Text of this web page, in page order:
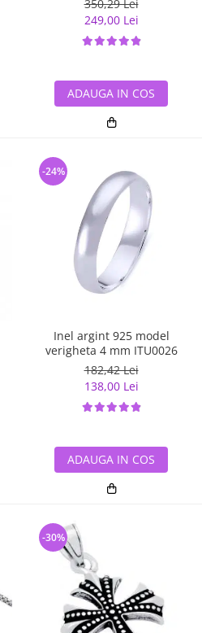
350,29 Lei
249,00 Lei
ADAUGA IN COS
Inel argint 925 model
verigheta 4 mm ITU0026
182,42 Lei
138,00 Lei
-24%
ADAUGA IN COS
-30%